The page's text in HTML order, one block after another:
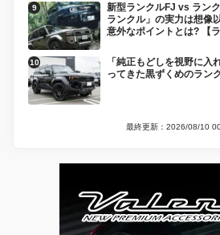
新型ランクルFJ vs ラン
ランクル」の実力は想像
意外なポイントとは? 【
「純正もどしを視野に入
ってきた黒ずくめのラン
最終更新：2026/08/10